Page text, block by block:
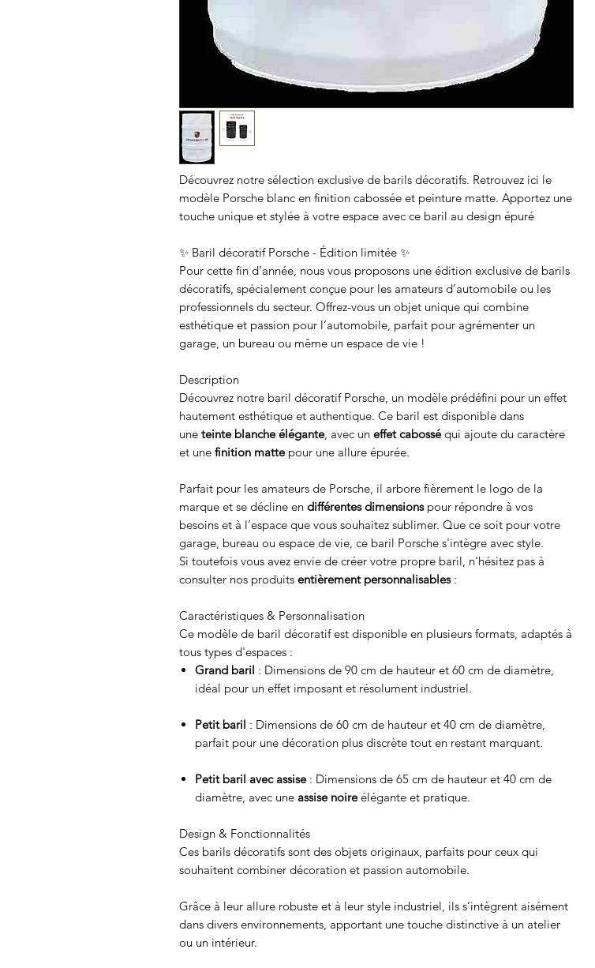
Découvrez notre sélection exclusive de barils décoratifs. Retrouvez ici le
modèle Porsche blanc en finition cabossée et peinture matte. Apportez une
touche unique et stylée à votre espace avec ce baril au design épuré
✨ Baril décoratif Porsche - Édition limitée ✨
Pour cette fin d’année, nous vous proposons une édition exclusive de barils
décoratifs, spécialement conçue pour les amateurs d’automobile ou les
professionnels du secteur. Offrez-vous un objet unique qui combine
esthétique et passion pour l’automobile, parfait pour agrémenter un
garage, un bureau ou même un espace de vie !
Description
Découvrez notre baril décoratif Porsche, un modèle prédéfini pour un effet
hautement esthétique et authentique. Ce baril est disponible dans
une teinte blanche élégante, avec un effet cabosséqui ajoute du caractère
et une finition mattepour une allure épurée.
Parfait pour les amateurs de Porsche, il arbore fièrement le logo de la
marque et se décline en différentes dimensionspour répondre à vos
besoins et à l’espace que vous souhaitez sublimer. Que ce soit pour votre
garage, bureau ou espace de vie, ce baril Porsche s'intègre avec style.
Si toutefois vous avez envie de créer votre propre baril, n'hésitez pas à
consulter nos produits entièrement personnalisables:
Caractéristiques & Personnalisation
Ce modèle de baril décoratif est disponible en plusieurs formats, adaptés à
tous types d'espaces :
Grand baril : Dimensions de 90 cm de hauteur et 60 cm de diamètre,
idéal pour un effet imposant et résolument industriel.
Petit baril : Dimensions de 60 cm de hauteur et 40 cm de diamètre,
parfait pour une décoration plus discrète tout en restant marquant.
Petit baril avec assise: Dimensions de 65 cm de hauteur et 40 cm de
diamètre, avec une assise noireélégante et pratique.
Design & Fonctionnalités
Ces barils décoratifs sont des objets originaux, parfaits pour ceux qui
souhaitent combiner décoration et passion automobile.
Grâce à leur allure robuste et à leur style industriel, ils s’intègrent aisément
dans divers environnements, apportant une touche distinctive à un atelier
ou un intérieur.